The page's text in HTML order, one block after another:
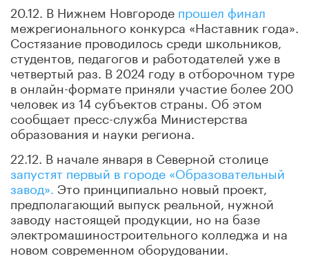
20.12. В Нижнем Новгороде прошел финал
межрегионального конкурса «Наставник года».
Состязание проводилось среди школьников,
студентов, педагогов и работодателей уже в
четвертый раз. В 2024 году в отборочном туре
в онлайн-формате приняли участие более 200
человек из 14 субъектов страны. Об этом
сообщает пресс-служба Министерства
образования и науки региона.
22.12. В начале января в Северной столице
запустят первый в городе «Образовательный
завод». Это принципиально новый проект,
предполагающий выпуск реальной, нужной
заводу настоящей продукции, но на базе
электромашиностроительного колледжа и на
новом современном оборудовании.